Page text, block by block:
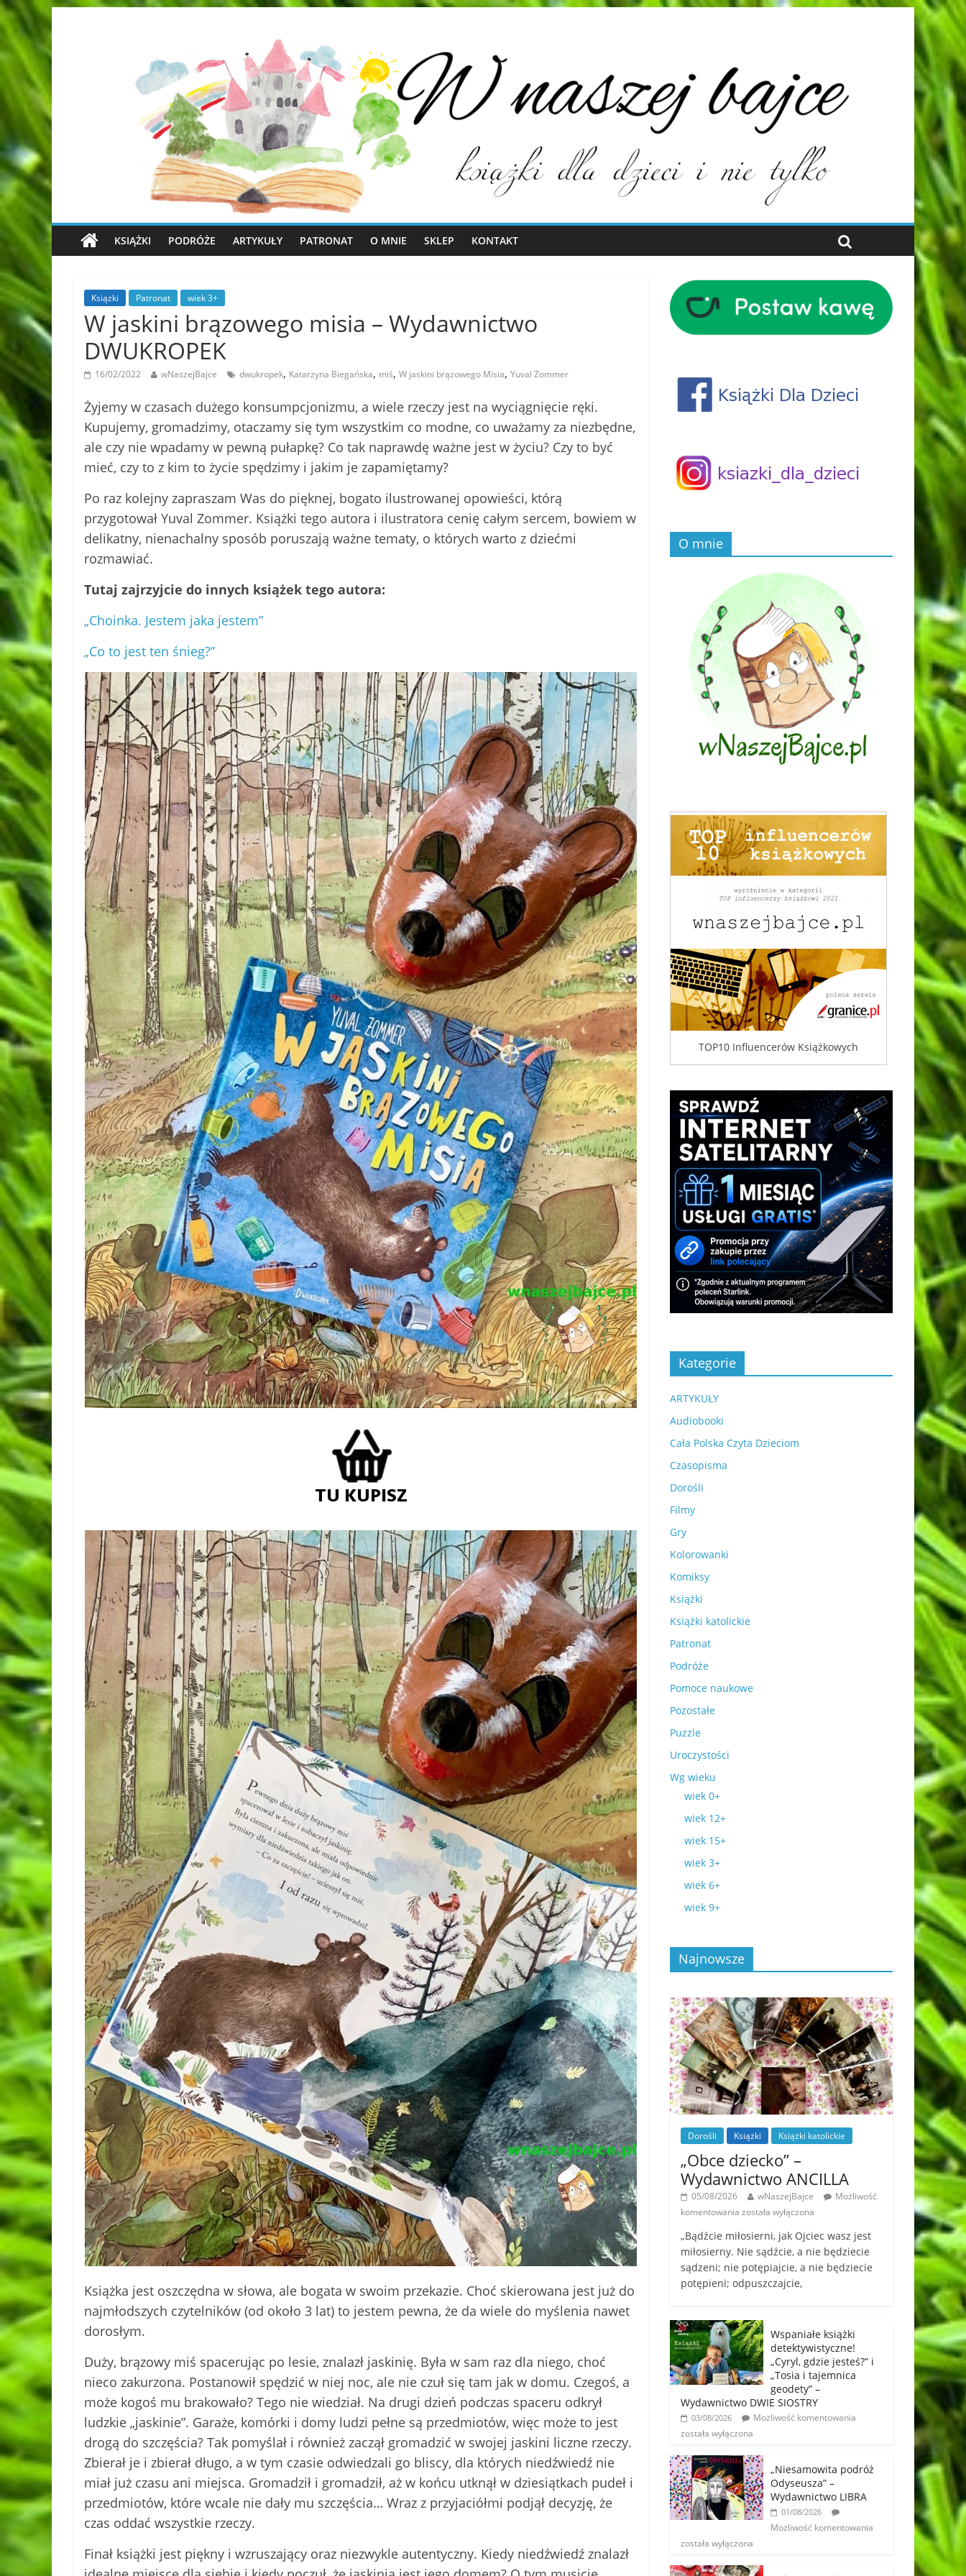
KSIĄŻKI PODRÓŻE ARTYKUŁY PATRONAT O MNIE SKLEP KONTAKT
Książki Patronat wiek 3+
W jaskini brązowego misia – Wydawnictwo
DWUKROPEK
16/02/2022 wNaszejBajce dwukropek, Katarzyna Biegańska, miś, W jaskini brązowego Misia, Yuval Zommer
Żyjemy w czasach dużego konsumpcjonizmu, a wiele rzeczy jest na wyciągnięcie ręki.
Kupujemy, gromadzimy, otaczamy się tym wszystkim co modne, co uważamy za niezbędne,
ale czy nie wpadamy w pewną pułapkę? Co tak naprawdę ważne jest w życiu? Czy to być
mieć, czy to z kim to życie spędzimy i jakim je zapamiętamy?
Po raz kolejny zapraszam Was do pięknej, bogato ilustrowanej opowieści, którą
przygotował Yuval Zommer. Książki tego autora i ilustratora cenię całym sercem, bowiem w
delikatny, nienachalny sposób poruszają ważne tematy, o których warto z dziećmi
rozmawiać.
Tutaj zajrzyjcie do innych książek tego autora:
„Choinka. Jestem jaka jestem”
„Co to jest ten śnieg?”
Książka jest oszczędna w słowa, ale bogata w swoim przekazie. Choć skierowana jest już do
najmłodszych czytelników (od około 3 lat) to jestem pewna, że da wiele do myślenia nawet
dorosłym.
Duży, brązowy miś spacerując po lesie, znalazł jaskinię. Była w sam raz dla niego, choć
nieco zakurzona. Postanowił spędzić w niej noc, ale nie czuł się tam jak w domu. Czegoś, a
może kogoś mu brakowało? Tego nie wiedział. Na drugi dzień podczas spaceru odkrył
ludzkie „jaskinie”. Garaże, komórki i domy ludzi pełne są przedmiotów, więc może to jest
drogą do szczęścia? Tak pomyślał i również zaczął gromadzić w swojej jaskini liczne rzeczy.
Zbierał je i zbierał długo, a w tym czasie odwiedzali go bliscy, dla których niedźwiedź nie
miał już czasu ani miejsca. Gromadził i gromadził, aż w końcu utknął w dziesiątkach pudeł i
przedmiotów, które wcale nie dały mu szczęścia… Wraz z przyjaciółmi podjął decyzję, że
czas oddać wszystkie rzeczy.
Finał książki jest piękny i wzruszający oraz niezwykle autentyczny. Kiedy niedźwiedź znalazł
O mnie
TOP10 Influencerów Książkowych
Kategorie
ARTYKUŁY
Audiobooki
Cała Polska Czyta Dzieciom
Czasopisma
Dorośli
Filmy
Gry
Kolorowanki
Komiksy
Książki
Książki katolickie
Patronat
Podróże
Pomoce naukowe
Pozostałe
Puzzle
Uroczystości
Wg wieku
wiek 0+
wiek 12+
wiek 15+
wiek 3+
wiek 6+
wiek 9+
Najnowsze
Dorośli Książki Książki katolickie
„Obce dziecko” –
Wydawnictwo ANCILLA
05/08/2026 wNaszejBajce
Możliwość
komentowania została wyłączona
„Bądźcie miłosierni, jak Ojciec wasz jest
miłosierny. Nie sądźcie, a nie będziecie
sądzeni; nie potępiajcie, a nie będziecie
potępieni; odpuszczajcie,
Wspaniałe książki
detektywistyczne!
„Cyryl, gdzie jesteś?” i
„Tosia i tajemnica
geodety” –
Wydawnictwo DWIE SIOSTRY
03/08/2026
Możliwość komentowania
została wyłączona
„Niesamowita podróż
Odyseusza” –
Wydawnictwo LIBRA
01/08/2026
Możliwość komentowania
została wyłączona